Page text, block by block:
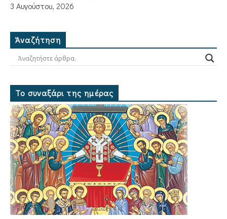
3 Αυγούστου, 2026
Ἀναζήτηση
Το συναξάρι της ημέρας